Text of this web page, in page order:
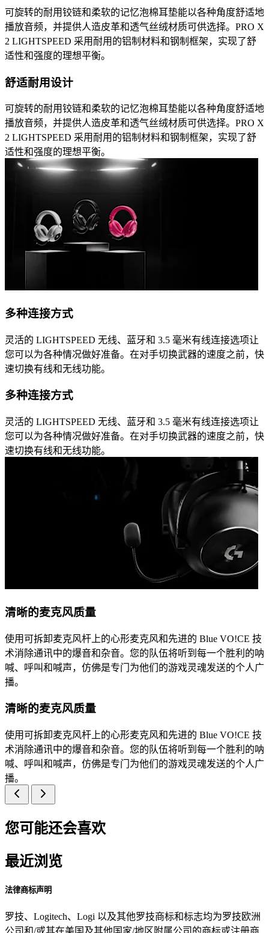
可旋转的耐用铰链和柔软的记忆泡棉耳垫能以各种角度舒适地
播放音频，并提供人造皮革和透气丝绒材质可供选择。PRO X
2 LIGHTSPEED 采用耐用的铝制材料和钢制框架，实现了舒
适性和强度的理想平衡。
舒适耐用设计
可旋转的耐用铰链和柔软的记忆泡棉耳垫能以各种角度舒适地
播放音频，并提供人造皮革和透气丝绒材质可供选择。PRO X
2 LIGHTSPEED 采用耐用的铝制材料和钢制框架，实现了舒
适性和强度的理想平衡。
多种连接方式
灵活的 LIGHTSPEED 无线、蓝牙和 3.5 毫米有线连接选项让
您可以为各种情况做好准备。在对手切换武器的速度之前，快
速切换有线和无线功能。
多种连接方式
灵活的 LIGHTSPEED 无线、蓝牙和 3.5 毫米有线连接选项让
您可以为各种情况做好准备。在对手切换武器的速度之前，快
速切换有线和无线功能。
清晰的麦克风质量
使用可拆卸麦克风杆上的心形麦克风和先进的 Blue VO!CE 技
术消除通讯中的爆音和杂音。您的队伍将听到每一个胜利的呐
喊、呼叫和喊声，仿佛是专门为他们的游戏灵魂发送的个人广
播。
清晰的麦克风质量
使用可拆卸麦克风杆上的心形麦克风和先进的 Blue VO!CE 技
术消除通讯中的爆音和杂音。您的队伍将听到每一个胜利的呐
喊、呼叫和喊声，仿佛是专门为他们的游戏灵魂发送的个人广
播。
您可能还会喜欢
最近浏览
法律商标声明
罗技、Logitech、Logi 以及其他罗技商标和标志均为罗技欧洲